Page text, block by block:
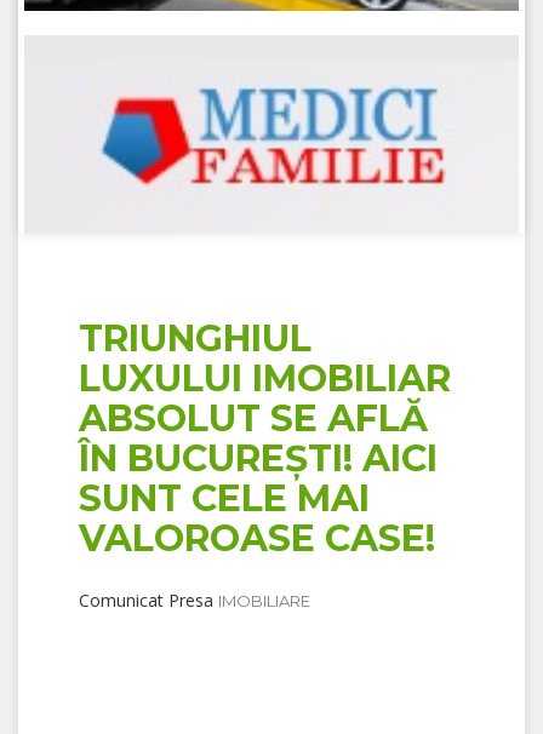
TRIUNGHIUL
LUXULUI IMOBILIAR
ABSOLUT SE AFLĂ
ÎN BUCUREȘTI! AICI
SUNT CELE MAI
VALOROASE CASE!
Comunicat Presa IMOBILIARE